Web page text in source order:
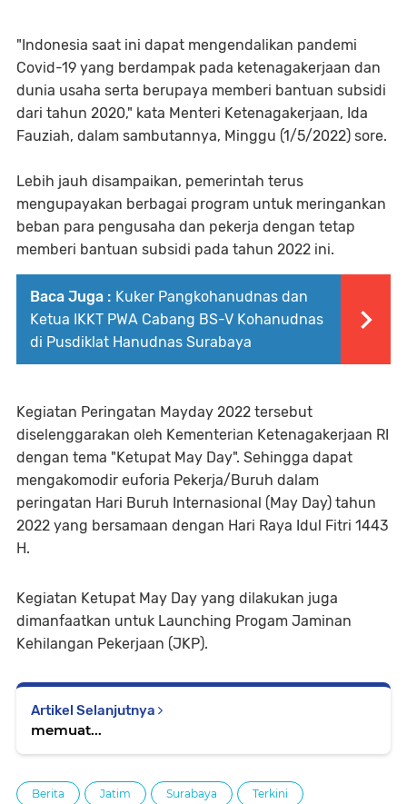
"Indonesia saat ini dapat mengendalikan pandemi
Covid-19 yang berdampak pada ketenagakerjaan dan
dunia usaha serta berupaya memberi bantuan subsidi
dari tahun 2020," kata Menteri Ketenagakerjaan, Ida
Fauziah, dalam sambutannya, Minggu (1/5/2022) sore.
Lebih jauh disampaikan, pemerintah terus
mengupayakan berbagai program untuk meringankan
beban para pengusaha dan pekerja dengan tetap
memberi bantuan subsidi pada tahun 2022 ini.
Baca Juga : Kuker Pangkohanudnas dan
Ketua IKKT PWA Cabang BS-V Kohanudnas
di Pusdiklat Hanudnas Surabaya
Kegiatan Peringatan Mayday 2022 tersebut
diselenggarakan oleh Kementerian Ketenagakerjaan RI
dengan tema "Ketupat May Day". Sehingga dapat
mengakomodir euforia Pekerja/Buruh dalam
peringatan Hari Buruh Internasional (May Day) tahun
2022 yang bersamaan dengan Hari Raya Idul Fitri 1443
H.
Kegiatan Ketupat May Day yang dilakukan juga
dimanfaatkan untuk Launching Progam Jaminan
Kehilangan Pekerjaan (JKP).
Artikel Selanjutnya
memuat...
Berita Jatim Surabaya Terkini